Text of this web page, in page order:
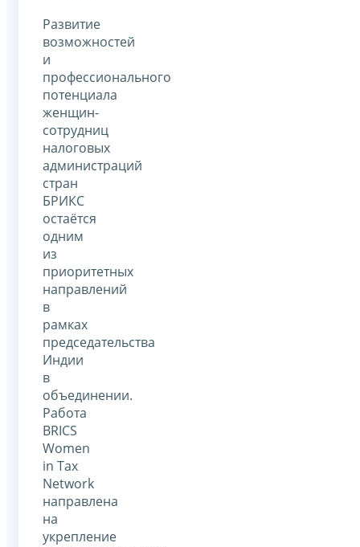
Развитие
возможностей
и
профессионального
потенциала
женщин-
сотрудниц
налоговых
администраций
стран
БРИКС
остаётся
одним
из
приоритетных
направлений
в
рамках
председательства
Индии
в
объединении.
Работа
BRICS
Women
in Tax
Network
направлена
на
укрепление